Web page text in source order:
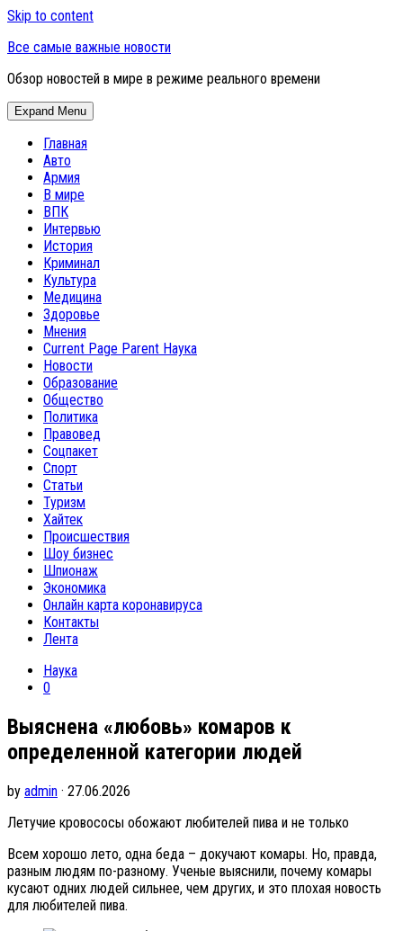
Skip to content
Все самые важные новости
Обзор новостей в мире в режиме реального времени
Expand Menu
Главная
Авто
Армия
В мире
ВПК
Интервью
История
Криминал
Культура
Медицина
Здоровье
Мнения
Current Page Parent Наука
Новости
Образование
Общество
Политика
Правовед
Соцпакет
Спорт
Статьи
Туризм
Хайтек
Происшествия
Шоу бизнес
Шпионаж
Экономика
Онлайн карта коронавируса
Контакты
Лента
Наука
0
Выяснена «любовь» комаров к
определенной категории людей
by admin · 27.06.2026
Летучие кровососы обожают любителей пива и не только
Всем хорошо лето, одна беда – докучают комары. Но, правда,
разным людям по-разному. Ученые выяснили, почему комары
кусают одних людей сильнее, чем других, и это плохая новость
для любителей пива.